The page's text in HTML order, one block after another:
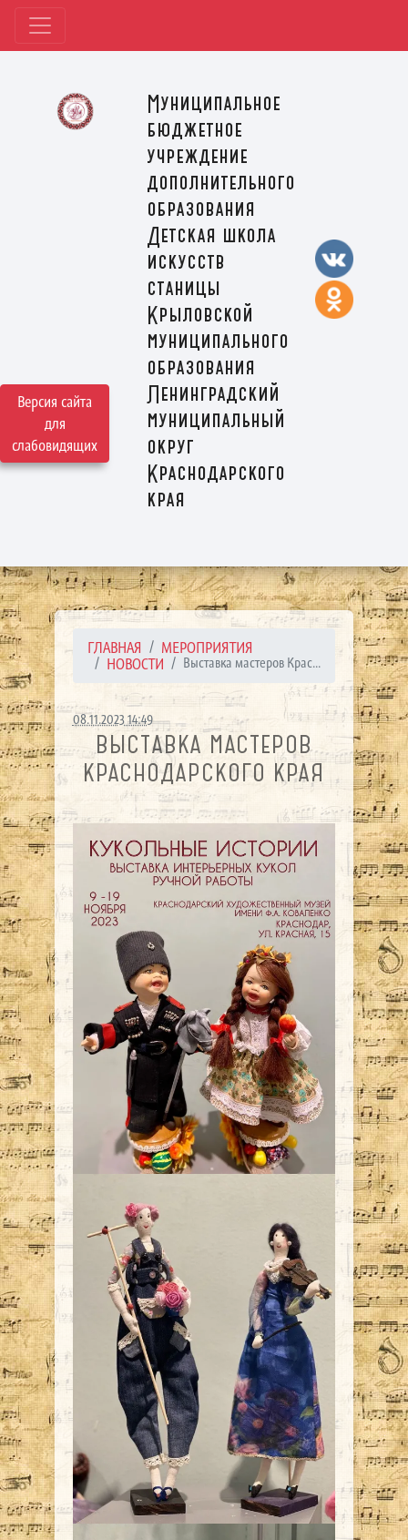
Версия сайта
для
слабовидящих
Муниципальное
бюджетное
учреждение
дополнительного
образования
Детская школа
искусств
станицы
Крыловской
муниципального
образования
Ленинградский
муниципальный
округ
Краснодарского
края
ГЛАВНАЯ
МЕРОПРИЯТИЯ
НОВОСТИ
Выставка мастеров Крас...
08.11.2023 14:49
ВЫСТАВКА МАСТЕРОВ
КРАСНОДАРСКОГО КРАЯ